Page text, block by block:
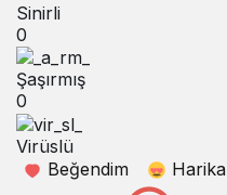
Sinirli
0
Şaşırmış
0
Virüslü
Beğendim
Harika